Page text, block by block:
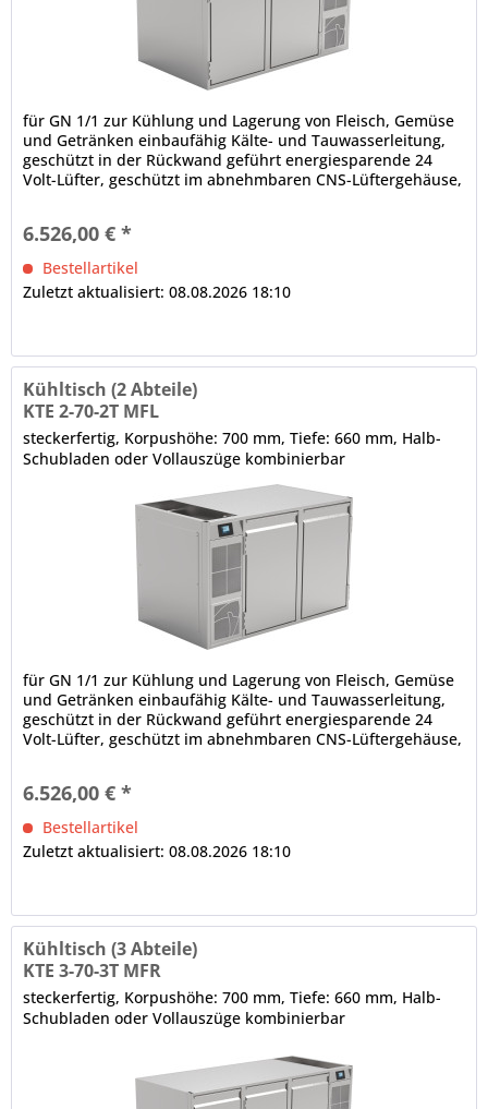
für GN 1/1 zur Kühlung und Lagerung von Fleisch, Gemüse
und Getränken einbaufähig Kälte- und Tauwasserleitung,
geschützt in der Rückwand geführt energiesparende 24
Volt-Lüfter, geschützt im abnehmbaren CNS-Lüftergehäuse,
Ladenblätter, selbstschließend, Scharnier für...
6.526,00 € *
Bestellartikel
Zuletzt aktualisiert: 08.08.2026 18:10
Kühltisch (2 Abteile)
KTE 2-70-2T MFL
steckerfertig, Korpushöhe: 700 mm, Tiefe: 660 mm, Halb-
Schubladen oder Vollauszüge kombinierbar
für GN 1/1 zur Kühlung und Lagerung von Fleisch, Gemüse
und Getränken einbaufähig Kälte- und Tauwasserleitung,
geschützt in der Rückwand geführt energiesparende 24
Volt-Lüfter, geschützt im abnehmbaren CNS-Lüftergehäuse,
Ladenblätter, selbstschließend, Scharnier für...
6.526,00 € *
Bestellartikel
Zuletzt aktualisiert: 08.08.2026 18:10
Kühltisch (3 Abteile)
KTE 3-70-3T MFR
steckerfertig, Korpushöhe: 700 mm, Tiefe: 660 mm, Halb-
Schubladen oder Vollauszüge kombinierbar